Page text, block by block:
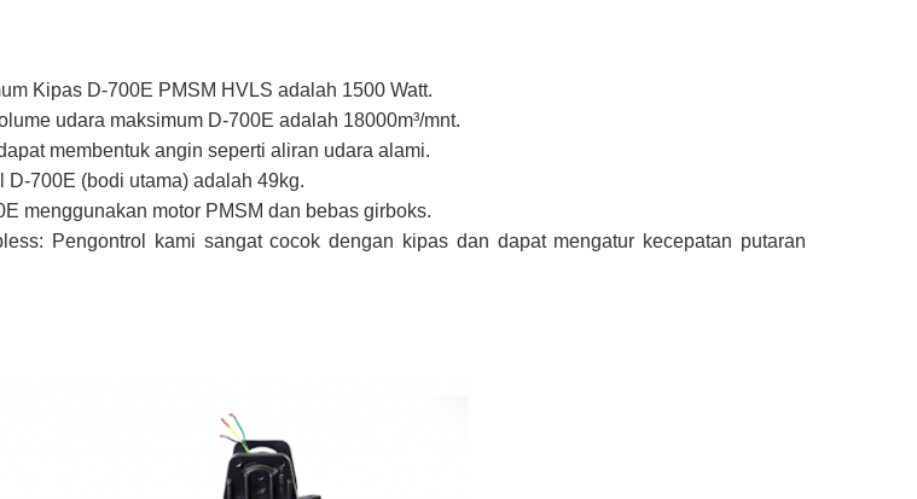
Kipas D-700E PMSM HVLS adalah 1500 Watt.
udara maksimum D-700E adalah 18000m³/mnt.
membentuk angin seperti aliran udara alami.
700E (bodi utama) adalah 49kg.
menggunakan motor PMSM dan bebas girboks.
Pengontrol kami sangat cocok dengan kipas dan dapat mengatur kecepatan putaran